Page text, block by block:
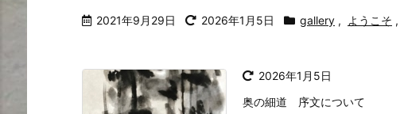
2021年9月29日 2026年1月5日 gallery , ようこそ ,
2026年1月5日
奥の細道 序文について